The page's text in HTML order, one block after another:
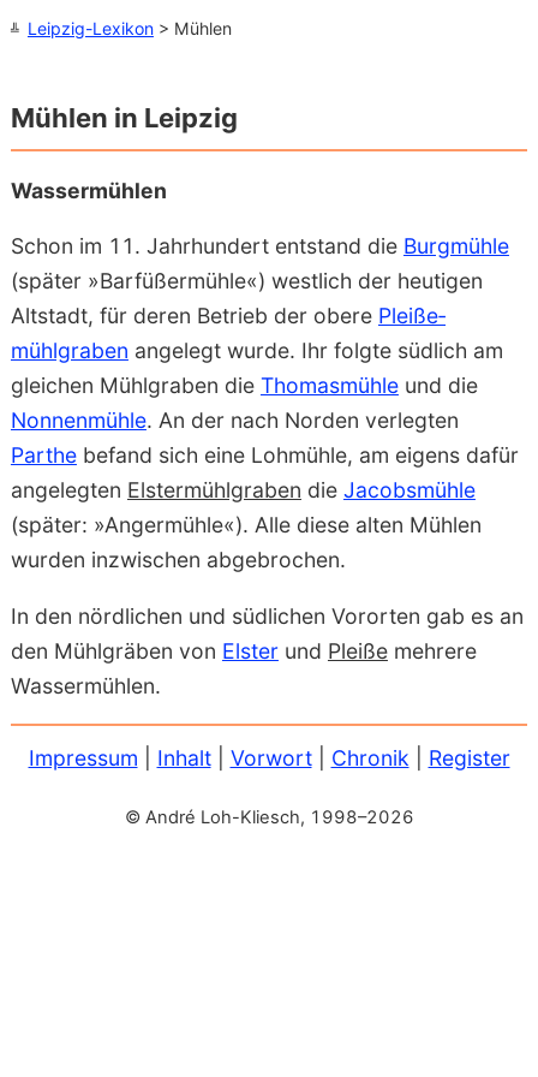
Leipzig-Lexikon> Mühlen
Mühlen in Leipzig
Wassermühlen
Schon im 11. Jahrhundert entstand die Burgmühle
(später »Barfüßermühle«) westlich der heutigen
Altstadt, für deren Betrieb der obere Pleiße­
mühlgraben angelegt wurde. Ihr folgte südlich am
gleichen Mühlgraben die Thomasmühleund die
Nonnenmühle. An der nach Norden verlegten
Parthebefand sich eine Lohmühle, am eigens dafür
angelegten Elstermühlgraben die Jacobsmühle
(später: »Angermühle«). Alle diese alten Mühlen
wurden inzwischen abgebrochen.
In den nördlichen und südlichen Vororten gab es an
den Mühlgräben von Elsterund Pleißemehrere
Wassermühlen.
Impressum Inhalt| Vorwort| Chronik Register